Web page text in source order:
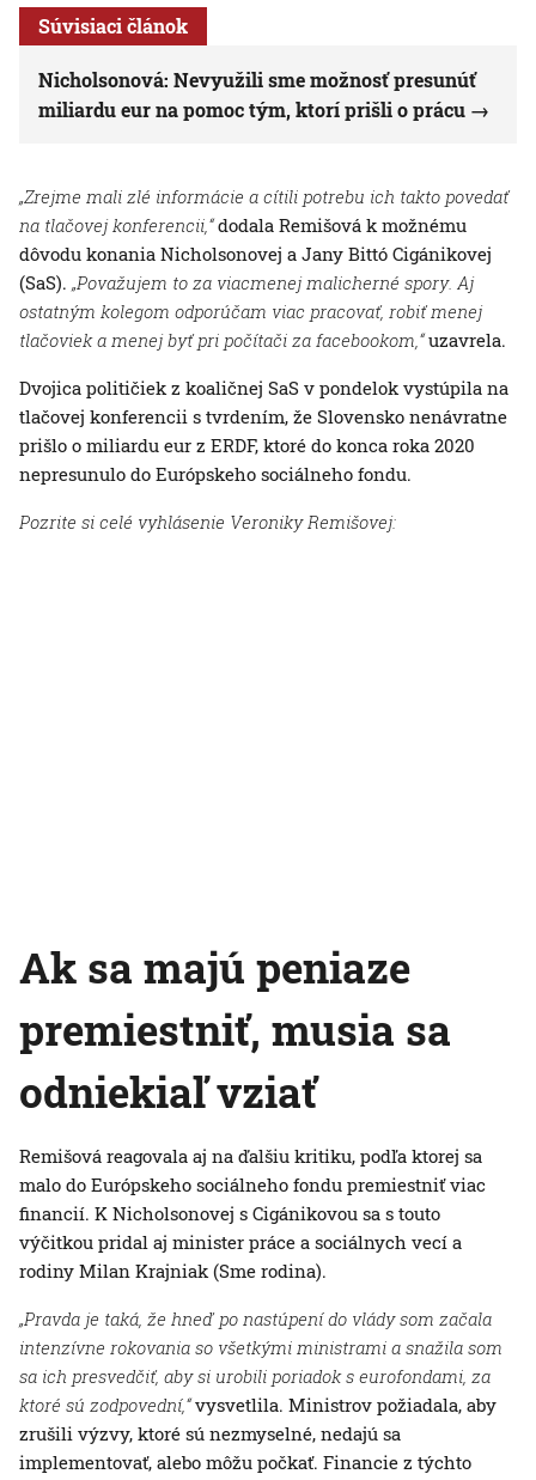
Súvisiaci článok
Nicholsonová: Nevyužili sme možnosť presunúť
miliardu eur na pomoc tým, ktorí prišli o prácu
„Zrejme mali zlé informácie a cítili potrebu ich takto povedať
na tlačovej konferencii,“dodala Remišová k možnému
dôvodu konania Nicholsonovej a Jany Bittó Cigánikovej
(SaS). „Považujem to za viacmenej malicherné spory. Aj
ostatným kolegom odporúčam viac pracovať, robiť menej
tlačoviek a menej byť pri počítači za facebookom,“uzavrela.
Dvojica političiek z koaličnej SaS v pondelok vystúpila na
tlačovej konferencii s tvrdením, že Slovensko nenávratne
prišlo o miliardu eur z ERDF, ktoré do konca roka 2020
nepresunulo do Európskeho sociálneho fondu.
Pozrite si celé vyhlásenie Veroniky Remišovej:
Ak sa majú peniaze
premiestniť, musia sa
odniekiaľ vziať
Remišová reagovala aj na ďalšiu kritiku, podľa ktorej sa
malo do Európskeho sociálneho fondu premiestniť viac
financií. K Nicholsonovej s Cigánikovou sa s touto
výčitkou pridal aj minister práce a sociálnych vecí a
rodiny Milan Krajniak (Sme rodina).
„Pravda je taká, že hneď po nastúpení do vlády som začala
intenzívne rokovania so všetkými ministrami a snažila som
sa ich presvedčiť, aby si urobili poriadok s eurofondami, za
ktoré sú zodpovední,“vysvetlila. Ministrov požiadala, aby
zrušili výzvy, ktoré sú nezmyselné, nedajú sa
implementovať, alebo môžu počkať. Financie z týchto